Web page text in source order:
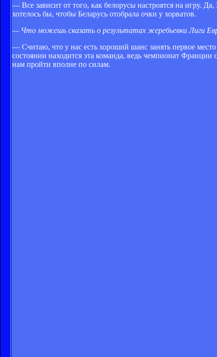
— Все зависит от того, как белорусы настроятся на игру.
хотелось бы, чтобы Беларусь отобрала очки у хорватов.
— Что можешь сказать о результатах жеребьевки Лиги
— Считаю, что у нас есть хороший шанс занять первое
состоянии находится эта команда, ведь чемпионат
нам пройти вполне по силам.